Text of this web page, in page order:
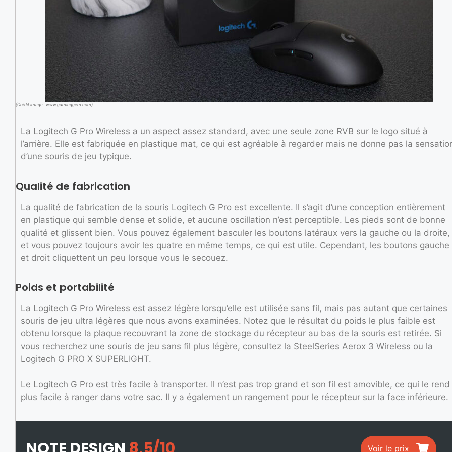
(Crédit image : www.gaminggem.com)
La Logitech G Pro Wireless a un aspect assez standard, avec une seule zone RVB sur le logo situé à
l’arrière. Elle est fabriquée en plastique mat, ce qui est agréable à regarder mais ne donne pas la
d’une souris de jeu typique.
Qualité de fabrication
La qualité de fabrication de la souris Logitech G Pro est excellente. Il s’agit d’une conception entièrement
en plastique qui semble dense et solide, et aucune oscillation n’est perceptible. Les pieds sont de bonne
qualité et glissent bien. Vous pouvez également basculer les boutons latéraux vers la gauche ou la droite,
et vous pouvez toujours avoir les quatre en même temps, ce qui est utile. Cependant, les boutons gauche
et droit cliquettent un peu lorsque vous le secouez.
Poids et portabilité
La Logitech G Pro Wireless est assez légère lorsqu’elle est utilisée sans fil, mais pas autant que certaines
souris de jeu ultra légères que nous avons examinées. Notez que le résultat du poids le plus faible est
obtenu lorsque la plaque recouvrant la zone de stockage du récepteur au bas de la souris est retirée. Si
vous recherchez une souris de jeu sans fil plus légère, consultez la SteelSeries Aerox 3 Wireless ou la
Logitech G PRO X SUPERLIGHT.
Le Logitech G Pro est très facile à transporter. Il n’est pas trop grand et son fil est amovible, ce qui le rend
plus facile à ranger dans votre sac. Il y a également un rangement pour le récepteur sur la face inférieure.
Voir le prix